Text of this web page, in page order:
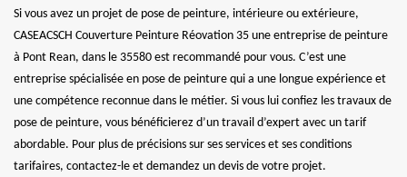
Si vous avez un projet de pose de peinture, intérieure ou extérieure,
CASEACSCH Couverture Peinture Réovation 35 une entreprise de peinture
à Pont Rean, dans le 35580 est recommandé pour vous. C’est une
entreprise spécialisée en pose de peinture qui a une longue expérience et
une compétence reconnue dans le métier. Si vous lui confiez les travaux de
pose de peinture, vous bénéficierez d’un travail d’expert avec un tarif
abordable. Pour plus de précisions sur ses services et ses conditions
tarifaires, contactez-le et demandez un devis de votre projet.